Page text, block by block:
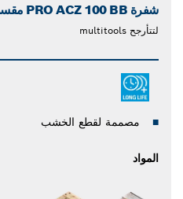
شفرة PRO ACZ 100 BB مقسمة
لتتأرجح multitools
مصممة لقطع الخشب
المواد